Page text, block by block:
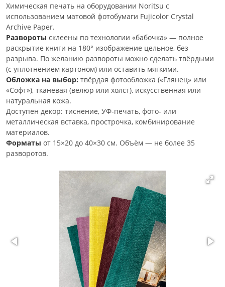
Химическая печать на оборудовании Noritsu с
использованием матовой фотобумаги Fujicolor Crystal
Archive Paper.
Развороты склеены по технологии «бабочка» — полное
раскрытие книги на 180° изображение цельное, без
разрыва. По желанию развороты можно сделать твёрдыми
(с уплотнением картоном) или оставить мягкими.
Обложка на выбор: твёрдая фотообложка («Глянец» или
«Софт»), тканевая (велюр или холст), искусственная или
натуральная кожа.
Доступен декор: тиснение, УФ-печать, фото- или
металлическая вставка, прострочка, комбинирование
материалов.
Форматы от 15×20 до 40×30 см. Объём — не более 35
разворотов.